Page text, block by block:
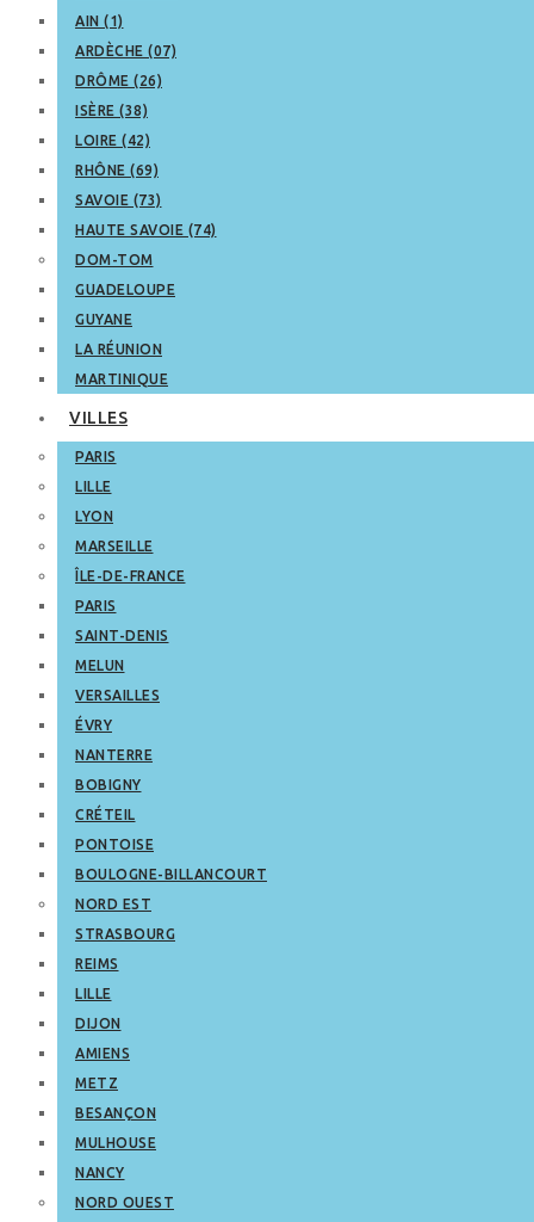
AIN (1)
ARDÈCHE (07)
DRÔME (26)
ISÈRE (38)
LOIRE (42)
RHÔNE (69)
SAVOIE (73)
HAUTE SAVOIE (74)
DOM-TOM
GUADELOUPE
GUYANE
LA RÉUNION
MARTINIQUE
VILLES
PARIS
LILLE
LYON
MARSEILLE
ÎLE-DE-FRANCE
PARIS
SAINT-DENIS
MELUN
VERSAILLES
ÉVRY
NANTERRE
BOBIGNY
CRÉTEIL
PONTOISE
BOULOGNE-BILLANCOURT
NORD EST
STRASBOURG
REIMS
LILLE
DIJON
AMIENS
METZ
BESANÇON
MULHOUSE
NANCY
NORD OUEST